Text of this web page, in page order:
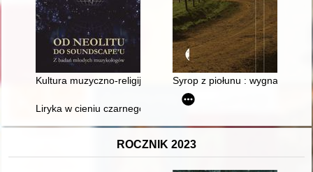
Kultura muzyczno-religijna parafii pw. św. Jana Chrzciciela w
Syrop z piołunu : wygnani w
Liryka w cieniu czarnego orła : kartka z czasów
ROCZNIK 2023